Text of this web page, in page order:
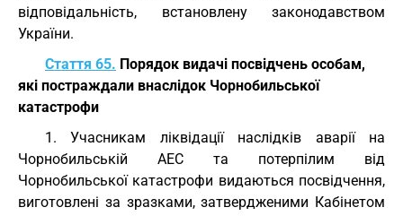
відповідальність, встановлену законодавством
України.
Стаття 65. Порядок видачі посвідчень особам,
які постраждали внаслідок Чорнобильської
катастрофи
1. Учасникам ліквідації наслідків аварії на
Чорнобильській АЕС та потерпілим від
Чорнобильської катастрофи видаються посвідчення,
виготовлені за зразками, затвердженими Кабінетом